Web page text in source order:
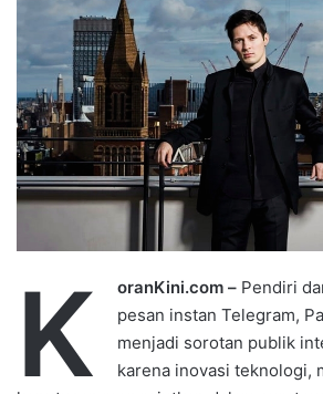
K oranKini.com – Pendiri
pesan instan Telegram,
menjadi sorotan publik
karena inovasi teknologi,